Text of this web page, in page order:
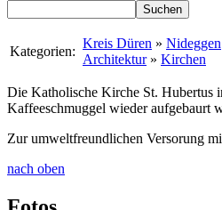
Kategorien:
Kreis Düren » Nideggen
Architektur» Kirchen
Die Katholische Kirche St. Hubertus
Kaffeeschmuggel wieder aufgebaurt
Zur umweltfreundlichen Versorung
nach oben